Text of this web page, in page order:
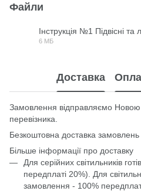
Файли
Інструкція №1 Підвісні та
6 МБ
Доставка
Замовлення відправляємо
перевізника.
Безкоштовна доставка замовлень
Більше інформації про доставку
Для серійних світильників
передплаті 20%). Для
замовлення - 100%